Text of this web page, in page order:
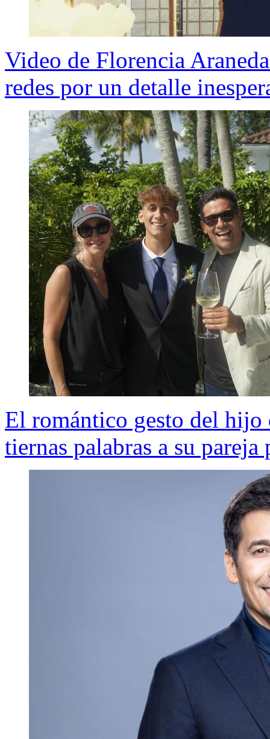
Video de Florencia
redes por un detalle
El romántico gesto del hijo
tiernas palabras a su